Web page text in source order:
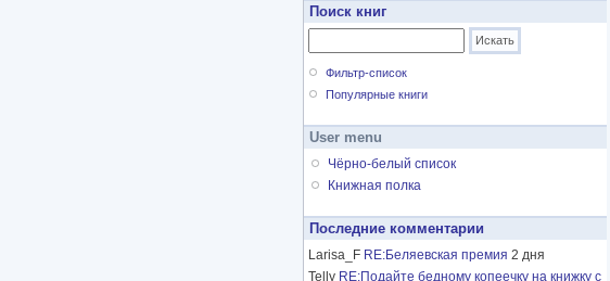
Поиск книг
Фильтр-список
Популярные книги
User menu
Чёрно-белый список
Книжная полка
Последние комментарии
Larisa_F RE:Беляевская премия 2 дня
Telly RE:Подайте бедному копеечку на книжку с